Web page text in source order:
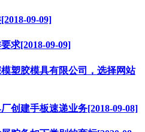
09-09]
求[2018-09-09]
塑胶模具有限公司，选择网站
创建手板速递业务[2018-09-08]